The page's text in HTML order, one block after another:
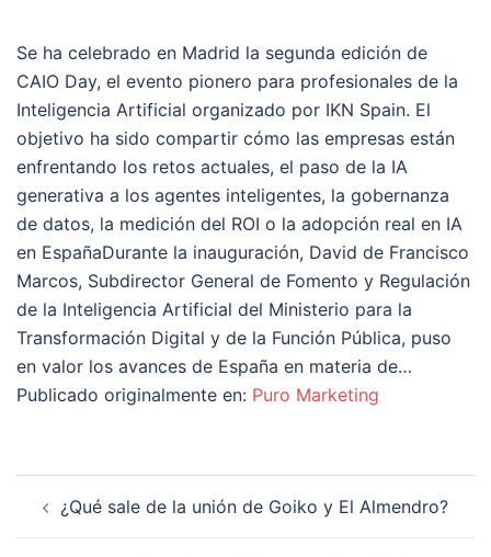
Se ha celebrado en Madrid la segunda edición de
CAIO Day, el evento pionero para profesionales de la
Inteligencia Artificial organizado por IKN Spain. El
objetivo ha sido compartir cómo las empresas están
enfrentando los retos actuales, el paso de la IA
generativa a los agentes inteligentes, la gobernanza
de datos, la medición del ROI o la adopción real en IA
en EspañaDurante la inauguración, David de Francisco
Marcos, Subdirector General de Fomento y Regulación
de la Inteligencia Artificial del Ministerio para la
Transformación Digital y de la Función Pública, puso
en valor los avances de España en materia de…
Publicado originalmente en: Puro Marketing
de
¿Qué sale de la unión de Goiko y El Almendro?